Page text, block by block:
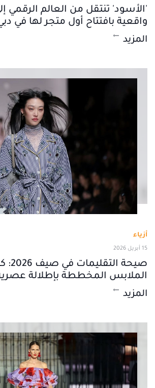
'الأسود' تنتقل من العالم الرقمي
واقعية بافتتاح أول متجر لها في
المزيد
أزياء
15 أبريل 2026
صيحة
الملابس المخططة بإطلالة
المزيد